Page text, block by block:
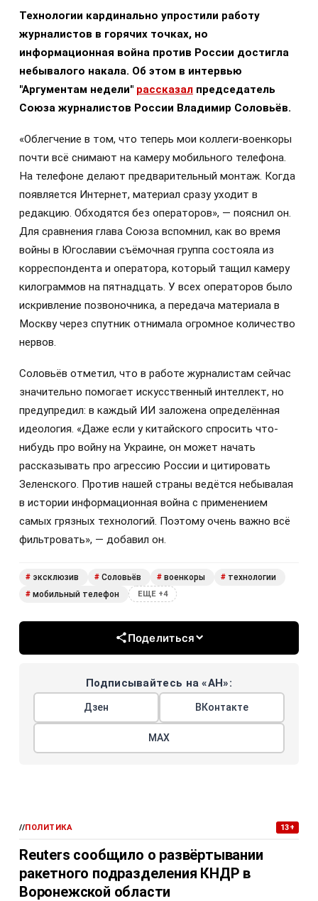
Технологии кардинально упростили работу
журналистов в горячих точках, но
информационная война против России достигла
небывалого накала. Об этом в интервью
"Аргументам недели" рассказал председатель
Союза журналистов России Владимир Соловьёв.
«Облегчение в том, что теперь мои коллеги-военкоры
почти всё снимают на камеру мобильного телефона.
На телефоне делают предварительный монтаж. Когда
появляется Интернет, материал сразу уходит в
редакцию. Обходятся без операторов», — пояснил он.
Для сравнения глава Союза вспомнил, как во время
войны в Югославии съёмочная группа состояла из
корреспондента и оператора, который тащил камеру
килограммов на пятнадцать. У всех операторов было
искривление позвоночника, а передача материала в
Москву через спутник отнимала огромное количество
нервов.
Соловьёв отметил, что в работе журналистам сейчас
значительно помогает искусственный интеллект, но
предупредил: в каждый ИИ заложена определённая
идеология. «Даже если у китайского спросить что-
нибудь про войну на Украине, он может начать
рассказывать про агрессию России и цитировать
Зеленского. Против нашей страны ведётся небывалая
в истории информационная война с применением
самых грязных технологий. Поэтому очень важно всё
фильтровать», — добавил он.
# эксклюзив # Соловьёв # военкоры # технологии
# мобильный телефон ЕЩЕ +4
Поделиться
Подписывайтесь на «АН»:
Дзен ВКонтакте
МАХ
//ПОЛИТИКА 13+
Reuters сообщило о развёртывании
ракетного подразделения КНДР в
Воронежской области